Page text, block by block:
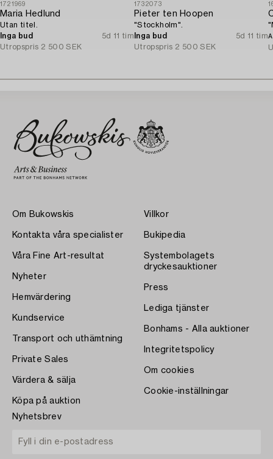
1721969
Maria Hedlund
Utan titel.
Inga bud
5d 11 tim
Utropspris 2 500 SEK
1732073
Pieter ten Hoopen
"Stockholm".
Inga bud
5d 11 tim
Utropspris 2 500 SEK
Om Bukowskis
Kontakta våra specialister
Våra Fine Art-resultat
Nyheter
Hemvärdering
Kundservice
Transport och uthämtning
Private Sales
Värdera & sälja
Köpa på auktion
Villkor
Bukipedia
Systembolagets
dryckesauktioner
Press
Lediga tjänster
Bonhams - Alla auktioner
Integritetspolicy
Om cookies
Cookie-inställningar
Nyhetsbrev